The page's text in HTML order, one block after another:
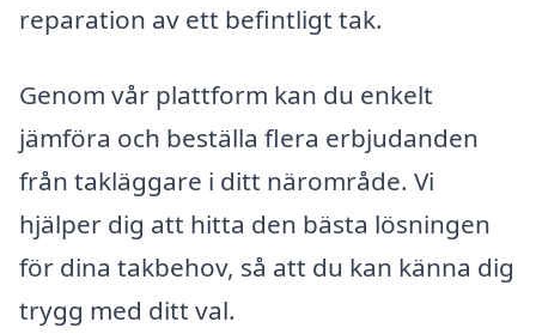
reparation av ett befintligt tak.
Genom vår plattform kan du enkelt
jämföra och beställa flera erbjudanden
från takläggare i ditt närområde. Vi
hjälper dig att hitta den bästa lösningen
för dina takbehov, så att du kan känna dig
trygg med ditt val.